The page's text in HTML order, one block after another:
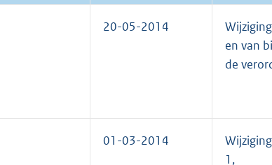
20-05-2014
en van
de
01-03-2014
1,